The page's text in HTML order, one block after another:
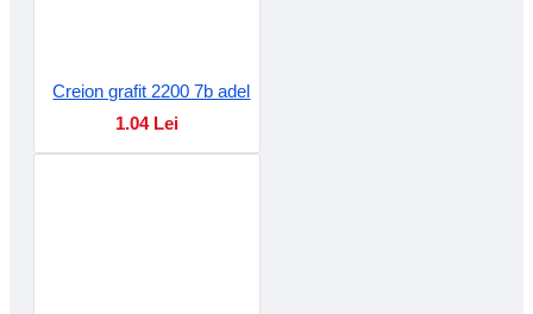
Creion grafit 2200 7b adel
1.04 Lei